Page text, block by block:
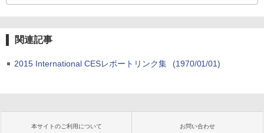
関連記事
2015 International CESレポートリンク集 (1970/01/01)
本サイトのご利用について お問い合わせ